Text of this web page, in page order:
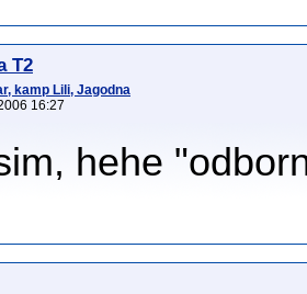
T2
kamp Lili, Jagodna
16:27
hehe